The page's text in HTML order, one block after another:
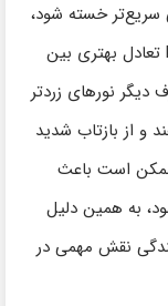
سریع‌تر خسته شود،
در حالی که نورهای طبیعی‌تر مثل حدود k5000 تعادل بهتری بین
نورهای زردتر
و از بازتاب شدید
ممکن است باعث
به همین دلیل
نقش مهمی در